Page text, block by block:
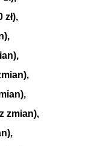
zł),
zmian),